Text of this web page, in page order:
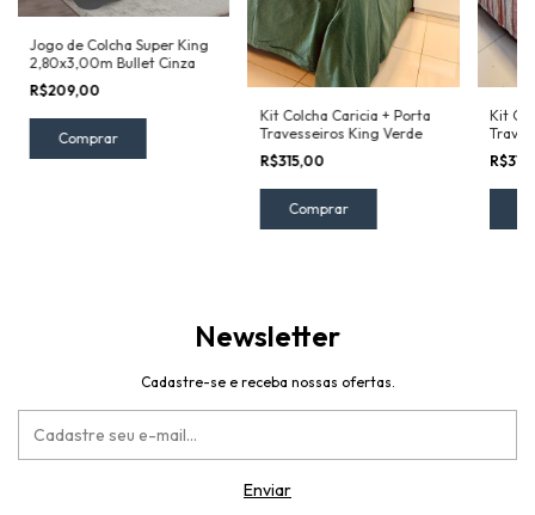
Jogo de Colcha Super King
2,80x3,00m Bullet Cinza
R$209,00
Kit Colcha Caricia + Porta
Travesseiros King Verde
R$315,00
Kit
Newsletter
Cadastre-se e receba nossas ofertas.